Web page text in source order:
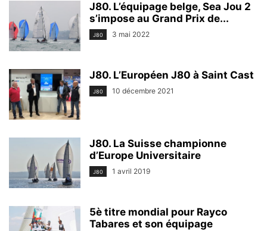
J80. L’équipage belge, Sea Jou 2
s’impose au Grand Prix de...
J80 3 mai 2022
J80. L’Européen J80 à Saint Cast
J80 10 décembre 2021
J80. La Suisse championne
d’Europe Universitaire
J80 1 avril 2019
5è titre mondial pour Rayco
Tabares et son équipage